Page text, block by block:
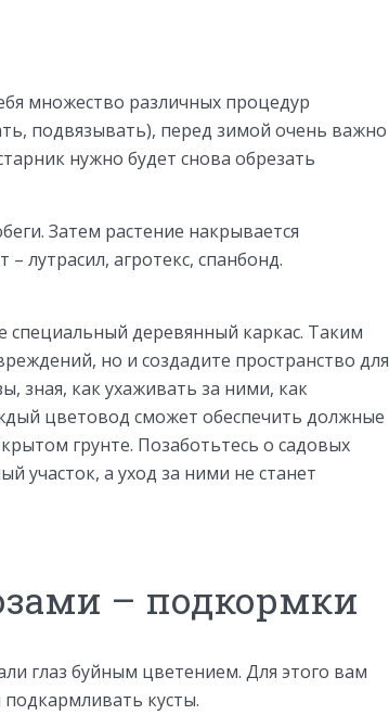
множество различных процедур
подвязывать), перед зимой очень важно
нужно будет снова обрезать
Затем растение накрывается
лутрасил, агротекс, спанбонд.
специальный деревянный каркас. Таким
но и создадите пространство для
зная, как ухаживать за ними, как
цветовод сможет обеспечить должные
грунте. Позаботьтесь о садовых
участок, а уход за ними не станет
– подкормки
глаз буйным цветением. Для этого вам
подкармливать кусты.